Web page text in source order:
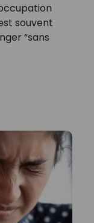
souvent
“sans